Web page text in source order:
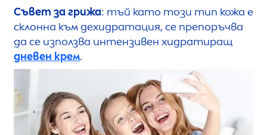
Съвет за грижа: тъй като този тип кожа е
склонна към дехидратация, се препоръчва
да се използва интензивен хидратиращ
дневен крем.